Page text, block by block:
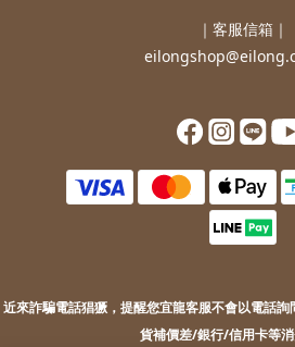
｜客服信箱｜
近來詐騙電話猖獗，提醒您宜龍客服不會以電話詢
貨補價差/銀行/信用卡等消